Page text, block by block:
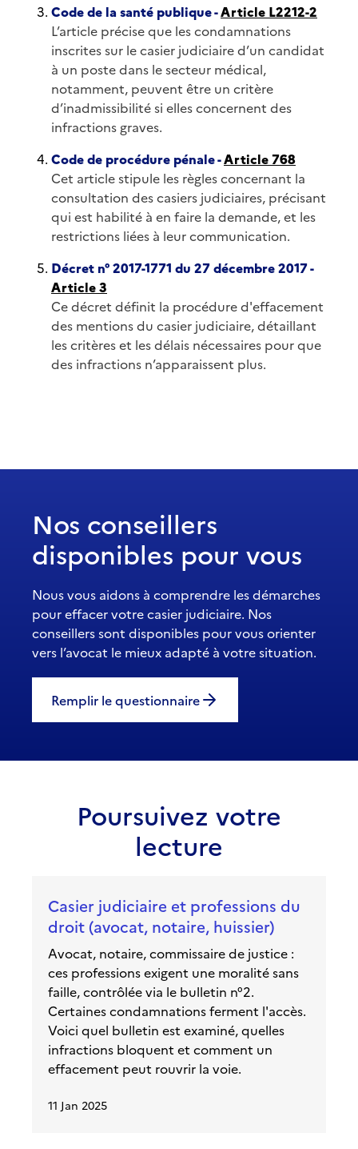
Code de la santé publique -Article L2212-2
L’article précise que les condamnations
inscrites sur le casier judiciaire d’un candidat
à un poste dans le secteur médical,
notamment, peuvent être un critère
d’inadmissibilité si elles concernent des
infractions graves.
Code de procédure pénale -Article 768
Cet article stipule les règles concernant la
consultation des casiers judiciaires, précisant
qui est habilité à en faire la demande, et les
restrictions liées à leur communication.
Décret n° 2017-1771 du 27 décembre 2017 -
Article 3
Ce décret définit la procédure d'effacement
des mentions du casier judiciaire, détaillant
les critères et les délais nécessaires pour que
des infractions n’apparaissent plus.
Nos conseillers
disponibles pour vous
Nous vous aidons à comprendre les démarches
pour effacer votre casier judiciaire. Nos
conseillers sont disponibles pour vous orienter
vers l’avocat le mieux adapté à votre situation.
Remplir le questionnaire
Poursuivez votre
lecture
Casier judiciaire et professions du
droit (avocat, notaire, huissier)
Avocat, notaire, commissaire de justice :
ces professions exigent une moralité sans
faille, contrôlée via le bulletin n°2.
Certaines condamnations ferment l'accès.
Voici quel bulletin est examiné, quelles
infractions bloquent et comment un
effacement peut rouvrir la voie.
11 Jan 2025